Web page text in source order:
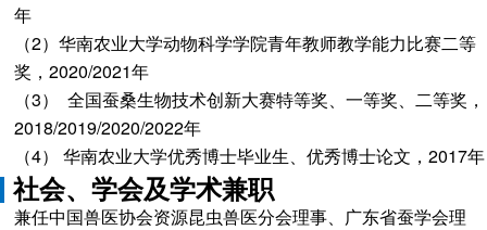
年
（2）华南农业大学动物科学学院青年教师教学能力比赛二等
奖，2020/2021年
（3） 全国蚕桑生物技术创新大赛特等奖、一等奖、二等奖，
2018/2019/2020/2022年
（4） 华南农业大学优秀博士毕业生、优秀博士论文，2017年
社会、学会及学术兼职
兼任中国兽医协会资源昆虫兽医分会理事、广东省蚕学会理